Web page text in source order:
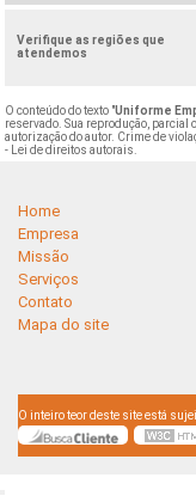
Verifique as regiões que
atendemos
O conteúdo do texto "Uniforme
reservado. Sua reprodução,
autorização do autor. Crime de
- Lei de direitos autorais
Home
Empresa
Missão
Serviços
Contato
Mapa do site
O inteiro teor deste site está